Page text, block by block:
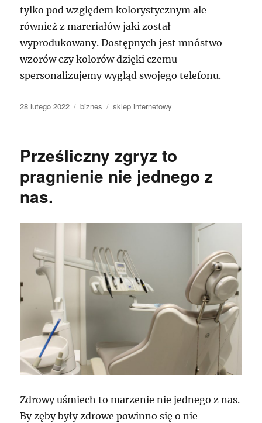
tylko pod względem kolorystycznym ale
również z mareriałów jaki został
wyprodukowany. Dostępnych jest mnóstwo
wzorów czy kolorów dzięki czemu
spersonalizujemy wygląd swojego telefonu.
Data
28 lutego 2022 Kategorie
biznes Tagi
sklep internetowy
Prześliczny zgryz to
pragnienie nie jednego z
nas.
Zdrowy uśmiech to marzenie nie jednego z nas.
By zęby były zdrowe powinno się o nie